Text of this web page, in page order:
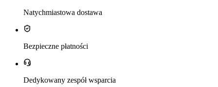
Natychmiastowa dostawa
Bezpieczne płatności
Dedykowany zespół wsparcia